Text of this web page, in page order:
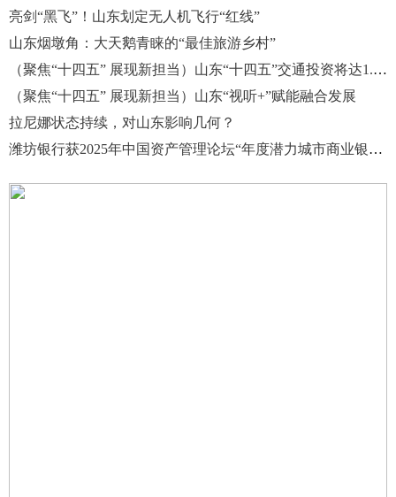
亮剑“黑飞”！山东划定无人机飞行“红线”
山东烟墩角：大天鹅青睐的“最佳旅游乡村”
（聚焦“十四五” 展现新担当）山东“十四五”交通投资将达1.47万亿元
（聚焦“十四五” 展现新担当）山东“视听+”赋能融合发展
拉尼娜状态持续，对山东影响几何？
潍坊银行获2025年中国资产管理论坛“年度潜力城市商业银行奖”